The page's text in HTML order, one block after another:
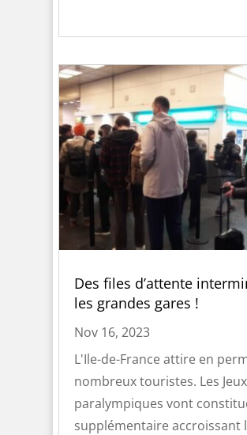
Des files d’attente
les grandes gares !
Nov 16, 2023
L'Ile-de-France attire en
nombreux touristes. Les
paralympiques vont
supplémentaire accroissant